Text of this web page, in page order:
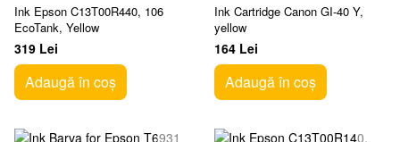
Ink Epson C13T00R440, 106
EcoTank, Yellow
319 Lei
Adaugă în coș
Ink Cartridge Canon GI-40 Y,
yellow
164 Lei
Adaugă în coș